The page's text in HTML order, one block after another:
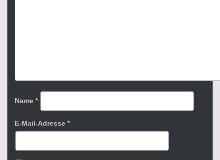
Name *
E-Mail-Adresse *